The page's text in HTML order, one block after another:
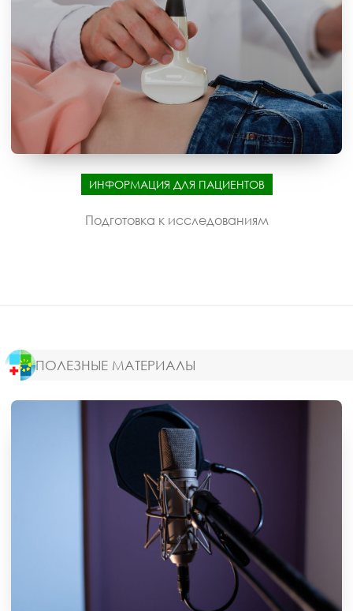
ИНФОРМАЦИЯ ДЛЯ ПАЦИЕНТОВ
Подготовка к исследованиям
ПОЛЕЗНЫЕ МАТЕРИАЛЫ